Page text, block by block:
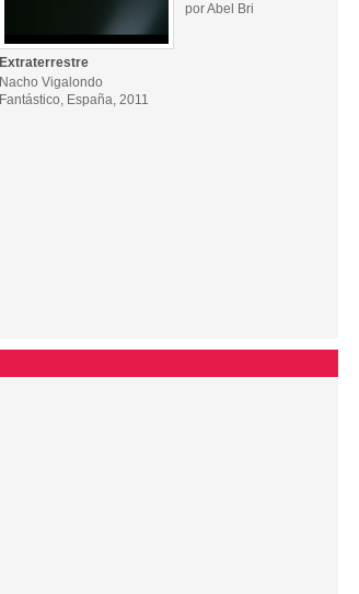
por Abel Bri
Extraterrestre
Nacho Vigalondo
Fantástico, España, 2011